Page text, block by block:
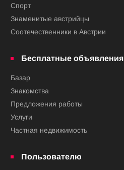
Спорт
Знаменитые австрийцы
Соотечественники в Австрии
Бесплатные объявления
Базар
Знакомства
Предложения работы
Услуги
Частная недвижимость
Пользователю